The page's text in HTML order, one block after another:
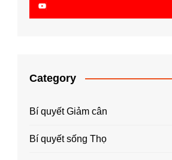
Category
Bí quyết Giảm cân
Bí quyết sống Thọ